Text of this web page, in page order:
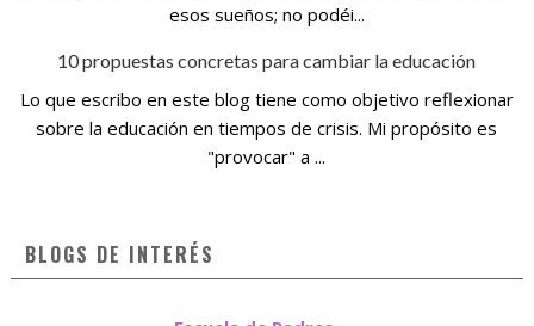
esos sueños; no podéi...
10 propuestas concretas para cambiar la educación
Lo que escribo en este blog tiene como objetivo reflexionar
sobre la educación en tiempos de crisis. Mi propósito es
"provocar" a ...
BLOGS DE INTERÉS